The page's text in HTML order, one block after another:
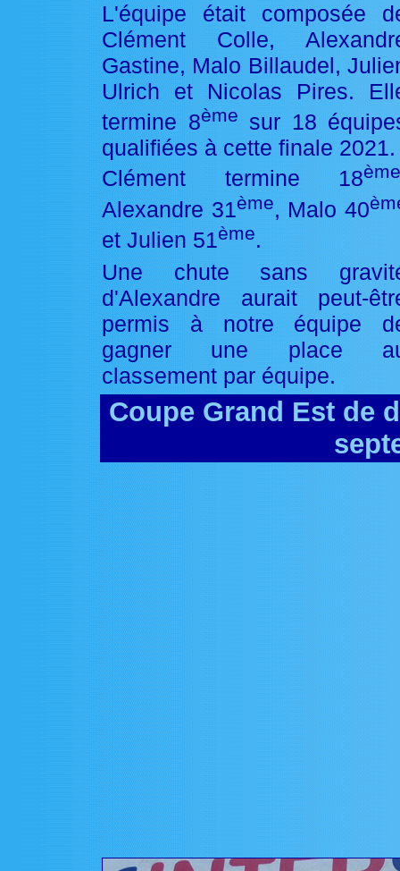
L'équipe était composée
Clément Colle,
Gastine, Malo Billaudel,
Ulrich et Nicolas Pires.
termine 8ème
sur 18
qualifiées à cette finale 2021.
Clément termine 18ème
Alexandre 31ème, Malo 40
et Julien 51ème.
Une chute sans
d'Alexandre aurait peut-
permis à notre équipe
gagner une place
classement par équipe.
Coupe Grand Est de